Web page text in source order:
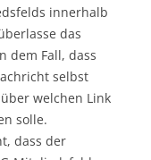
innerhalb
das
dem Fall, dass
selbst
welchen Link
solle.
dass der